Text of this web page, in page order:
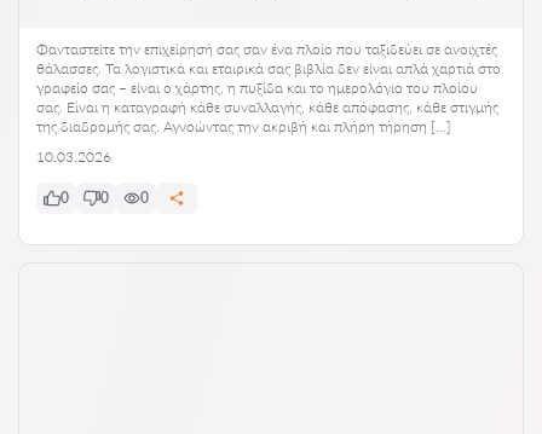
Φανταστείτε την επιχείρησή σας σαν ένα πλοίο που ταξιδεύει σε ανοιχτές
θάλασσες. Τα λογιστικά και εταιρικά σας βιβλία δεν είναι απλά χαρτιά στο
γραφείο σας – είναι ο χάρτης, η πυξίδα και το ημερολόγιο του πλοίου
σας. Είναι η καταγραφή κάθε συναλλαγής, κάθε απόφασης, κάθε στιγμής
της διαδρομής σας. Αγνοώντας την ακριβή και πλήρη τήρηση […]
10.03.2026
0 0 0